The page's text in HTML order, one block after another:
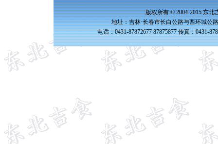
版权所有 © 2004-2015 东北
地址：吉林·长春市长白公路与西环城公
电话：0431-87872677 87875877 传真：0431-